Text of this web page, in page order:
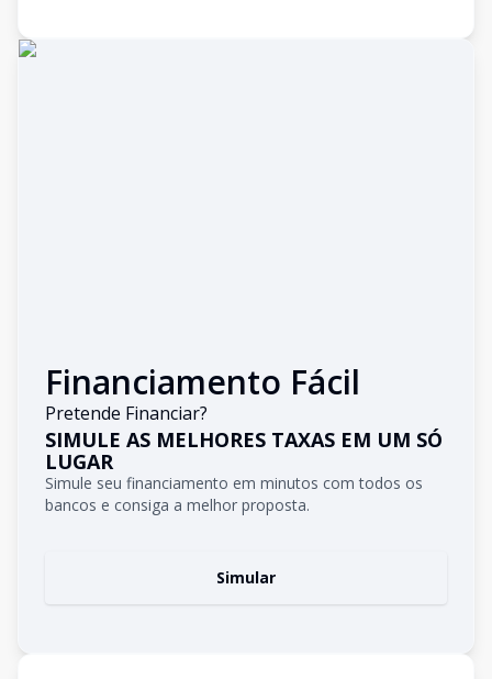
Financiamento Fácil
Pretende Financiar?
SIMULE AS MELHORES TAXAS EM UM SÓ
LUGAR
Simule seu financiamento em minutos com todos os
bancos e consiga a melhor proposta.
Simular